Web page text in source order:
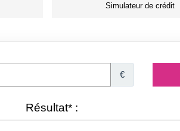
Simulateur de crédit